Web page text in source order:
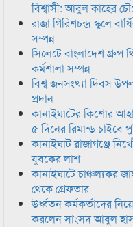
বিশ্বাসী: আবুল কাহের
রাজা গিরিশচন্দ্র স্কুলে
সম্পন্ন
সিলেটে বাংলাদেশ গ্রুপ
কর্মশালা সম্পন্ন
বিশ্ব জনসংখ্যা দিবস
প্রদান
কানাইঘাটের কিশোর
৫ দিনের রিমান্ড চাইবে
কানাইঘাট রাজাগঞ্জে
যুবকের লাশ
কানাইঘাটে চাঞ্চল্যকর
থেকে গ্রেফতার
উর্ধ্বতন কর্মকর্তাদের
করলেন সাংসদ আবুল